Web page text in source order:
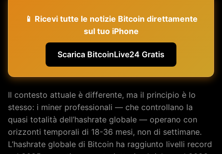
📱 Ricevi tutte le notizie Bitcoin direttamente
sul tuo iPhone
Scarica BitcoinLive24 Gratis
Il contesto attuale è differente, ma il principio è lo
stesso: i miner professionali — che controllano la
quasi totalità dell’hashrate globale — operano con
orizzonti temporali di 18-36 mesi, non di settimane.
L’hashrate globale di Bitcoin ha raggiunto livelli record